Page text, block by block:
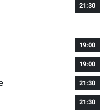
21:30
19:00
19:00
21:30
21:30